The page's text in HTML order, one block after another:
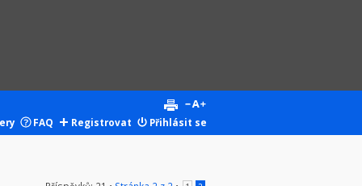
FAQ Registrovat Přihlásit se